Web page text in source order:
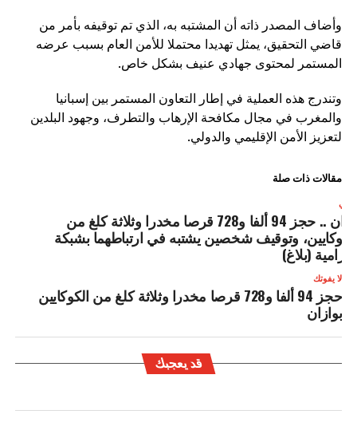
وأضاف المصدر ذاته أن المشتبه به، الذي تم توقيفه بأمر من
قاضي التحقيق، يمثل تهديدا محتملا للأمن العام بسبب عرضه
المستمر لمحتوى جهادي عنيف بشكل خاص.
وتندرج هذه العملية في إطار التعاون المستمر بين إسبانيا
والمغرب في مجال مكافحة الإرهاب والتطرف، وجهود البلدين
لتعزيز الأمن الإقليمي والدولي.
مقالات ذات صلة
وزان .. حجز 94 ألفا و728 قرصا مخدرا وثلاثة كلغ من
وتوقيف شخصين يشتبه في ارتباطهما بشبكة
(بلاغ)
لا يفوتك
حجز 94 ألفا و728 قرصا مخدرا وثلاثة كلغ من الكوكايين
بوازان
قد يعجبك